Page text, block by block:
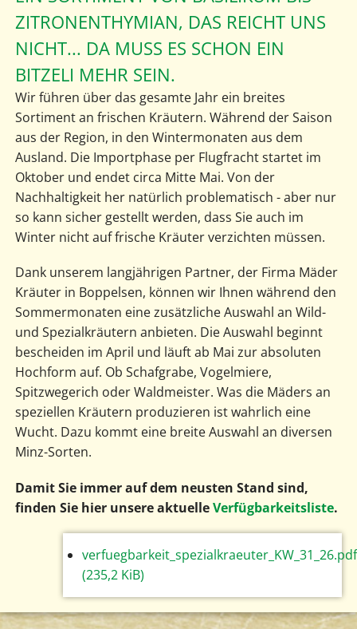
ZITRONENTHYMIAN, DAS REICHT UNS
NICHT... DA MUSS ES SCHON EIN
BITZELI MEHR SEIN.
Wir führen über das gesamte Jahr ein breites
Sortiment an frischen Kräutern. Während der Saison
aus der Region, in den Wintermonaten aus dem
Ausland. Die Importphase per Flugfracht startet im
Oktober und endet circa Mitte Mai. Von der
Nachhaltigkeit her natürlich problematisch - aber nur
so kann sicher gestellt werden, dass Sie auch im
Winter nicht auf frische Kräuter verzichten müssen.
Dank unserem langjährigen Partner, der Firma Mäder
Kräuter in Boppelsen, können wir Ihnen während den
Sommermonaten eine zusätzliche Auswahl an Wild-
und Spezialkräutern anbieten. Die Auswahl beginnt
bescheiden im April und läuft ab Mai zur absoluten
Hochform auf. Ob Schafgrabe, Vogelmiere,
Spitzwegerich oder Waldmeister. Was die Mäders an
speziellen Kräutern produzieren ist wahrlich eine
Wucht. Dazu kommt eine breite Auswahl an diversen
Minz-Sorten.
Damit Sie immer auf dem neusten Stand sind,
finden Sie hier unsere aktuelleVerfügbarkeitsliste.
verfuegbarkeit_spezialkraeuter_KW_31_26.pdf
(235,2 KiB)